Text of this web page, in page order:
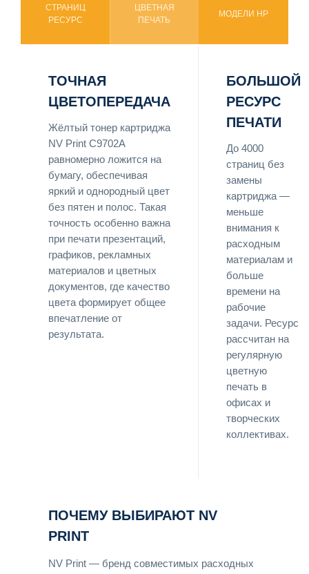
СТРАНИЦ
РЕСУРС
ЦВЕТНАЯ
ПЕЧАТЬ
МОДЕЛИ HP
ТОЧНАЯ
ЦВЕТОПЕРЕДАЧА
Жёлтый тонер картриджа
NV Print C9702A
равномерно ложится на
бумагу, обеспечивая
яркий и однородный цвет
без пятен и полос. Такая
точность особенно важна
при печати презентаций,
графиков, рекламных
материалов и цветных
документов, где качество
цвета формирует общее
впечатление от
результата.
БОЛЬШОЙ
РЕСУРС
ПЕЧАТИ
До 4000
страниц без
замены
картриджа —
меньше
внимания к
расходным
материалам и
больше
времени на
рабочие
задачи. Ресурс
рассчитан на
регулярную
цветную
печать в
офисах и
творческих
коллективах.
ПОЧЕМУ ВЫБИРАЮТ NV
PRINT
NV Print — бренд совместимых расходных